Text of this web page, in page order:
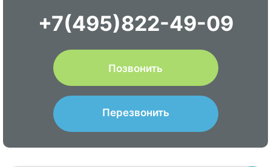
+7(495)822-49-09
Позвонить
Перезвонить